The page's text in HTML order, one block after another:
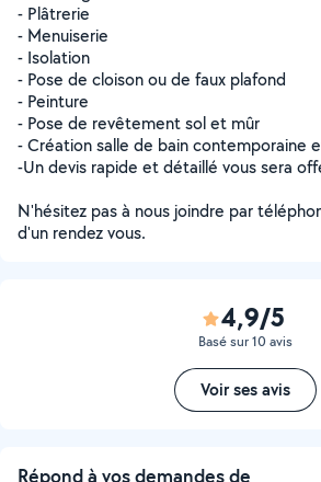
- Plâtrerie
- Menuiserie
- Isolation
- Pose de cloison ou de faux plafond
- Peinture
- Pose de revêtement sol et mûr
- Création salle de bain contemporaine
-Un devis rapide et détaillé vous sera
N'hésitez pas à nous joindre par
d'un rendez vous.
4,9/5
Basé sur 10 avis
Voir ses avis
Répond à vos demandes de